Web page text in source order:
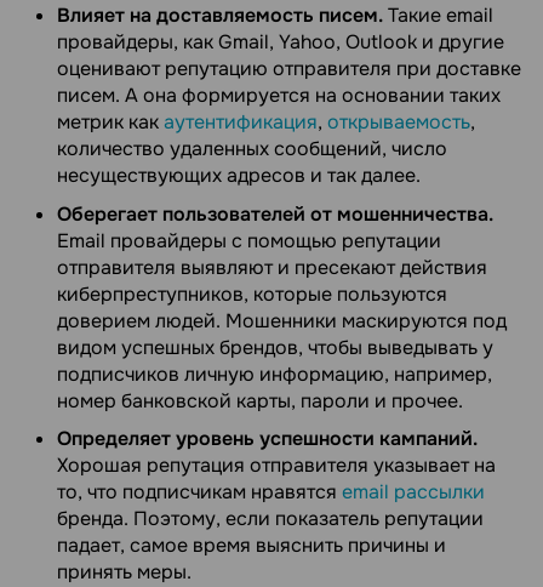
Влияет на доставляемость писем.Такие email
провайдеры, как Gmail, Yahoo, Outlook и другие
оценивают репутацию отправителя при доставке
писем. А она формируется на основании таких
метрик какаутентификация, открываемость,
количество удаленных сообщений, число
несуществующих адресов и так далее.
Оберегает пользователей от мошенничества.
Email провайдеры с помощью репутации
отправителя выявляют и пресекают действия
киберпреступников, которые пользуются
доверием людей. Мошенники маскируются под
видом успешных брендов, чтобы выведывать у
подписчиков личную информацию, например,
номер банковской карты, пароли и прочее.
Определяет уровень успешности кампаний.
Хорошая репутация отправителя указывает на
то, что подписчикам нравятся email рассылки
бренда. Поэтому, если показатель репутации
падает, самое время выяснить причины и
принять меры.